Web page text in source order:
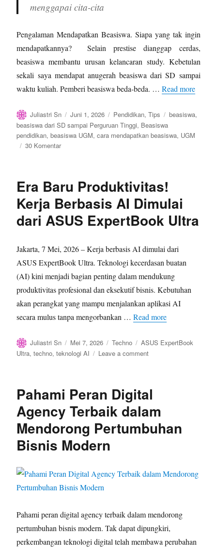
menggapai cita-cita
Pengalaman Mendapatkan Beasiswa. Siapa yang tak ingin
mendapatkannya? Selain prestise dianggap cerdas,
beasiswa membantu urusan kelancaran study. Kebetulan
sekali saya mendapat anugerah beasiswa dari SD sampai
waktu kuliah. Pemberi beasiswa beda-beda. …Read more
Author
Juliastri Sn
Posted
on
Juni 1, 2026 Categories
Pendidikan,Tips Tags
beasiswa,
beasiswa dari SD sampai Perguruan Tinggi, Beasiswa
pendidikan,beasiswa UGM,cara mendapatkan beasiswa, UGM
30 Komentarpada
Era Baru Produktivitas!
Kerja Berbasis AI Dimulai
dari ASUS ExpertBook Ultra
Jakarta, 7 Mei, 2026 – Kerja berbasis AI dimulai dari
ASUS ExpertBook Ultra. Teknologi kecerdasan buatan
(AI) kini menjadi bagian penting dalam mendukung
produktivitas profesional dan eksekutif bisnis. Kebutuhan
akan perangkat yang mampu menjalankan aplikasi AI
secara mulus tanpa mengorbankan …Read more
Author
Juliastri Sn
Posted
on
Mei 7, 2026 Categories
Techno Tags
ASUS ExpertBook
Ultra,techno,teknologi AI Leave a commenton
AI
Dimulai
dari
Pahami Peran Digital
Agency Terbaik dalam
Mendorong Pertumbuhan
Bisnis Modern
Pahami peran digital agency terbaik dalam mendorong
pertumbuhan bisnis modern. Tak dapat dipungkiri,
perkembangan teknologi digital telah membawa perubahan